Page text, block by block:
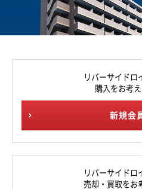
リバーサイドロ
購入をお考
新規会
リバーサイドロ
売却・買取をお